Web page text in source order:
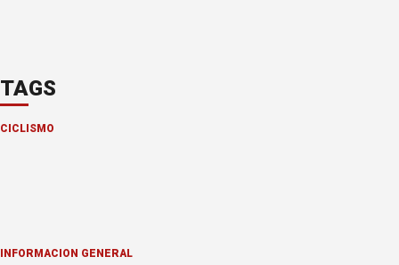
TAGS
CICLISMO
INFORMACION GENERAL